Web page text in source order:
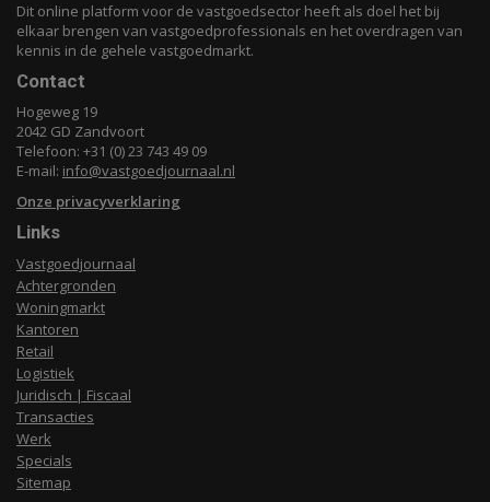
Dit online platform voor de vastgoedsector heeft als doel het bij
elkaar brengen van vastgoedprofessionals en het overdragen van
kennis in de gehele vastgoedmarkt.
Contact
Hogeweg 19
2042 GD Zandvoort
Telefoon: +31 (0) 23 743 49 09
E-mail: info@vastgoedjournaal.nl
Onze privacyverklaring
Links
Vastgoedjournaal
Achtergronden
Woningmarkt
Kantoren
Retail
Logistiek
Juridisch | Fiscaal
Transacties
Werk
Specials
Sitemap